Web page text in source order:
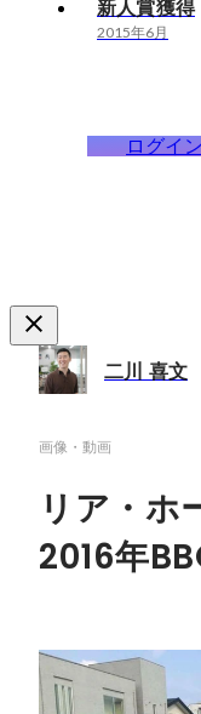
新人賞獲得
2015年6月
ログイ
二川 喜文
画像・動画
リア・ホ
2016年